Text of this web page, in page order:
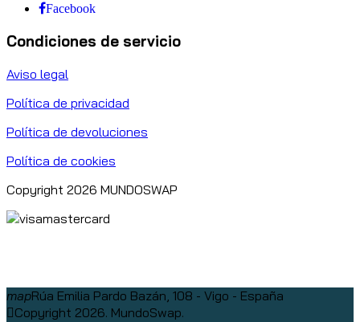
Facebook
Condiciones de servicio
Aviso legal
Política de privacidad
Política de devoluciones
Política de cookies
Copyright 2026 MUNDOSWAP
mapRúa Emilia Pardo Bazán, 108 - Vigo - España
Copyright 2026. MundoSwap.